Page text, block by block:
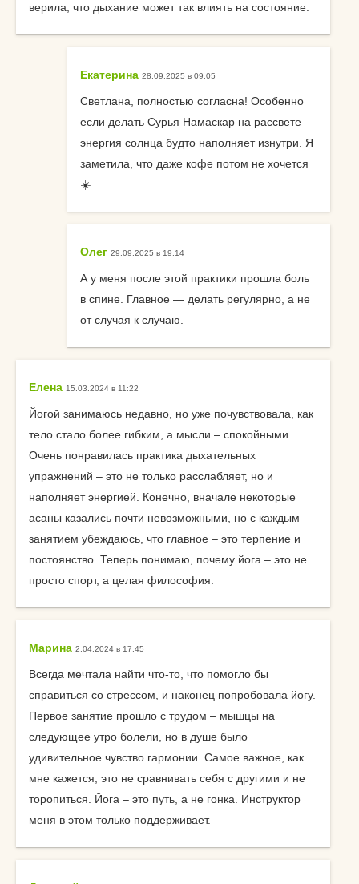
верила, что дыхание может так влиять на состояние.
Екатерина 28.09.2025 в 09:05
Светлана, полностью согласна! Особенно
если делать Сурья Намаскар на рассвете —
энергия солнца будто наполняет изнутри. Я
заметила, что даже кофе потом не хочется
☀️
Олег 29.09.2025 в 19:14
А у меня после этой практики прошла боль
в спине. Главное — делать регулярно, а не
от случая к случаю.
Елена 15.03.2024 в 11:22
Йогой занимаюсь недавно, но уже почувствовала, как
тело стало более гибким, а мысли – спокойными.
Очень понравилась практика дыхательных
упражнений – это не только расслабляет, но и
наполняет энергией. Конечно, вначале некоторые
асаны казались почти невозможными, но с каждым
занятием убеждаюсь, что главное – это терпение и
постоянство. Теперь понимаю, почему йога – это не
просто спорт, а целая философия.
Марина 2.04.2024 в 17:45
Всегда мечтала найти что-то, что помогло бы
справиться со стрессом, и наконец попробовала йогу.
Первое занятие прошло с трудом – мышцы на
следующее утро болели, но в душе было
удивительное чувство гармонии. Самое важное, как
мне кажется, это не сравнивать себя с другими и не
торопиться. Йога – это путь, а не гонка. Инструктор
меня в этом только поддерживает.